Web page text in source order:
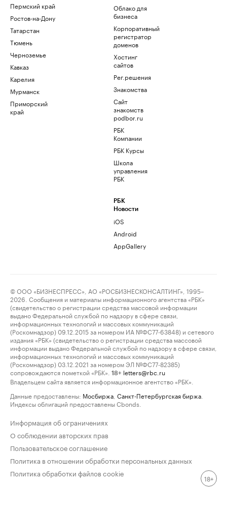
Пермский край
Ростов-на-Дону
Татарстан
Тюмень
Черноземье
Кавказ
Карелия
Мурманск
Приморский
край
Облако для
бизнеса
Корпоративный
регистратор
доменов
Хостинг
сайтов
Рег.решения
Знакомства
Сайт
знакомств
podbor.ru
РБК
Компании
РБК Курсы
Школа
управления
РБК
РБК
Новости
iOS
Android
AppGallery
© ООО «БИЗНЕСПРЕСС», АО «РОСБИЗНЕСКОНСАЛТИНГ», 1995–
2026. Сообщения и материалы информационного агентства «РБК»
(свидетельство о регистрации средства массовой информации
выдано Федеральной службой по надзору в сфере связи,
информационных технологий и массовых коммуникаций
(Роскомнадзор) 09.12.2015 за номером ИА №ФС77-63848) и сетевого
издания «РБК» (свидетельство о регистрации средства массовой
информации выдано Федеральной службой по надзору в сфере связи,
информационных технологий и массовых коммуникаций
(Роскомнадзор) 03.12.2021 за номером ЭЛ №ФС77-82385)
сопровождаются пометкой «РБК».
18+ letters@rbc.ru
Владельцем сайта является информационное агентство «РБК».
Данные предоставлены: Мосбиржа Санкт-Петербургская биржа
Индексы облигаций предоставлены Cbonds.
Информация об ограничениях
О соблюдении авторских прав
Пользовательское соглашение
Политика в отношении обработки персональных данных
Политика обработки файлов cookie
18+